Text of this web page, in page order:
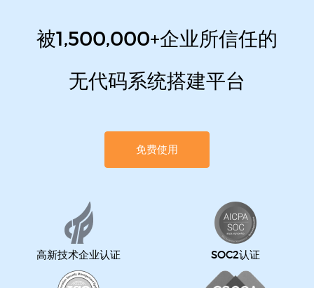
被1,500,000+企业所信任的
无代码系统搭建平台
免费使用
高新技术企业认证 SOC2认证